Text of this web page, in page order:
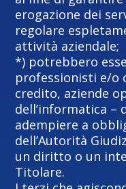
erogazione dei
regolare
attività aziendale;
*) potrebbero
professionisti e/o
credito, aziende
dell’informatica –
adempiere a
dell’Autorità
un diritto o un
Titolare.